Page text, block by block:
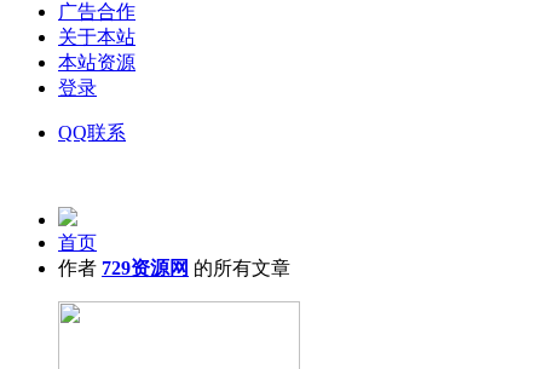
广告合作
关于本站
本站资源
登录
QQ联系
首页
作者 729资源网 的所有文章